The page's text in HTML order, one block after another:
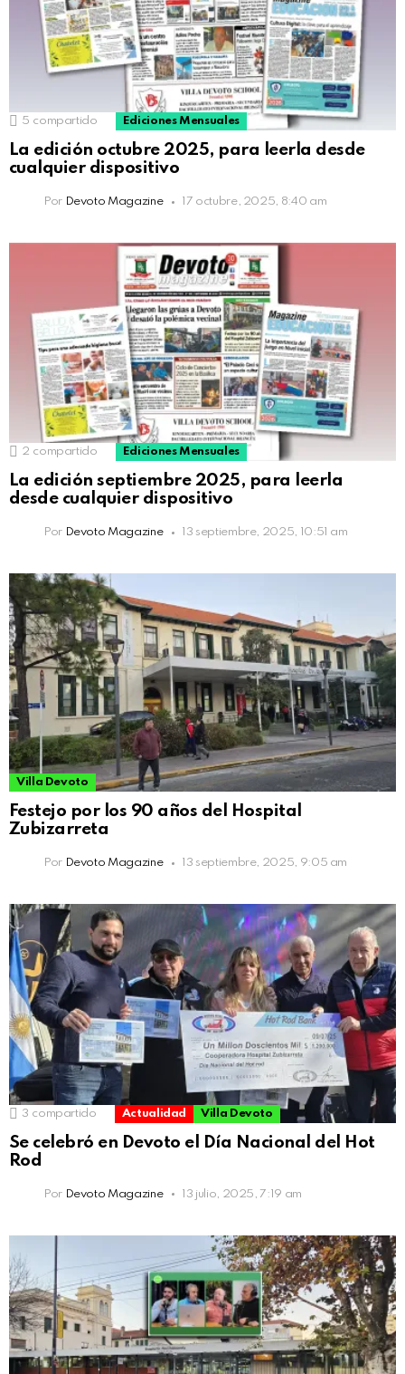
5 compartido Ediciones Mensuales
La edición octubre 2025, para leerla desde
cualquier dispositivo
Por Devoto Magazine 17 octubre, 2025, 8:40 am
2 compartido Ediciones Mensuales
La edición septiembre 2025, para leerla
desde cualquier dispositivo
Por Devoto Magazine 13 septiembre, 2025, 10:51 am
Villa Devoto
Festejo por los 90 años del Hospital
Zubizarreta
Por Devoto Magazine 13 septiembre, 2025, 9:05 am
3 compartido Actualidad Villa Devoto
Se celebró en Devoto el Día Nacional del Hot
Rod
Por Devoto Magazine 13 julio, 2025, 7:19 am